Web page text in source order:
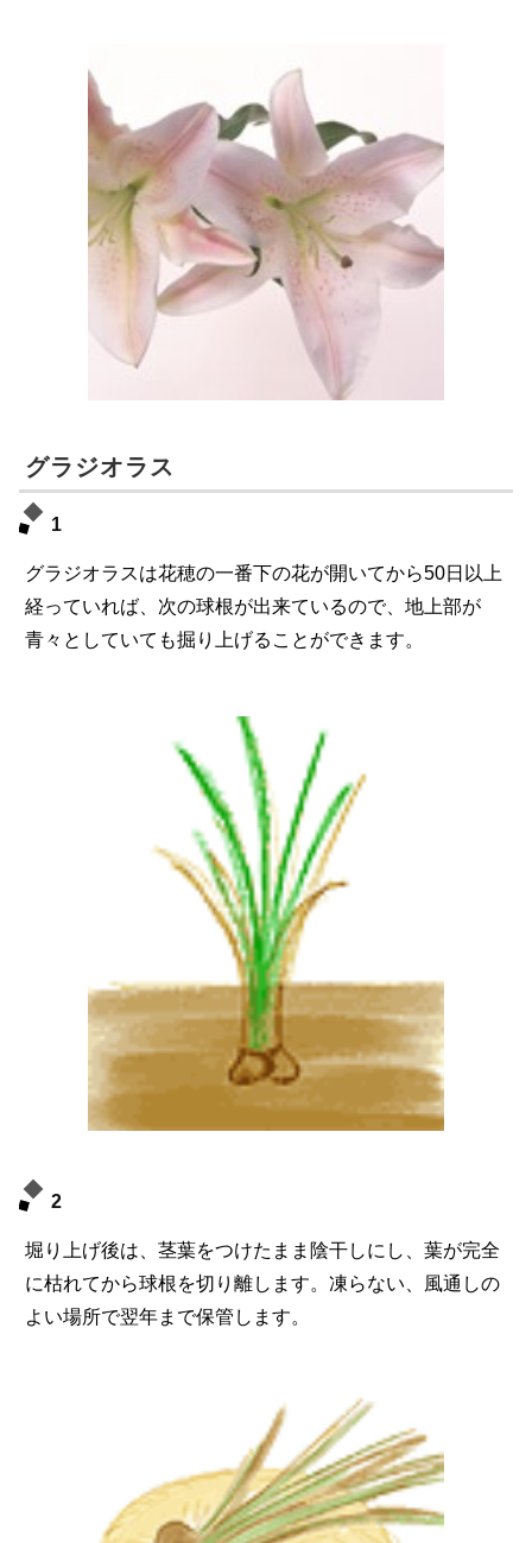
グラジオラス
1
グラジオラスは花穂の一番下の花が開いてから50日以上
経っていれば、次の球根が出来ているので、地上部が
青々としていても掘り上げることができます。
2
堀り上げ後は、茎葉をつけたまま陰干しにし、葉が完全
に枯れてから球根を切り離します。凍らない、風通しの
よい場所で翌年まで保管します。